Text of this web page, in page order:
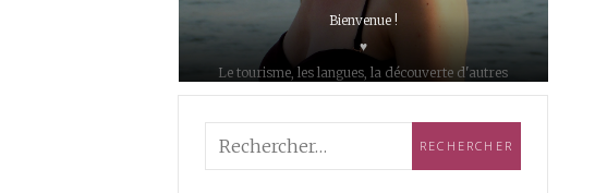
Bienvenue !
♥
Le tourisme, les langues, la découverte d'autres
cultures... c'est ce qui m'anime depuis plusieurs
années.
Après avoir consacré mes études à différents